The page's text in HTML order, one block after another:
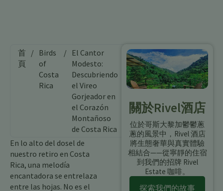
首
頁
/ Birds
of
Costa
Rica
/ El Cantor
Modesto:
Descubriendo
el Vireo
Gorjeador en
el Corazón
Montañoso
de Costa Rica
En lo alto del dosel de
nuestro retiro en Costa
Rica, una melodía
encantadora se entrelaza
entre las hojas. No es el
關於Rivel酒店
位於哥斯大黎加鬱鬱蔥
蔥的風景中，Rivel 酒店
將生態奢華與真實體驗
相結合——從寧靜的住宿
到我們的招牌 Rivel
Estate 咖啡。
探索我們的故事